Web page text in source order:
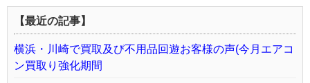
【最近の記事】
横浜・川崎で買取及び不用品回遊お客様の声(今月エアコ
ン買取り強化期間